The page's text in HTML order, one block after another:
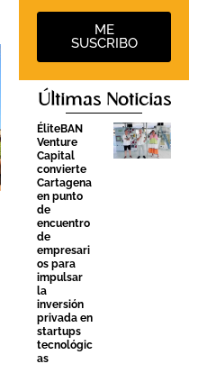
ME
SUSCRIBO
Últimas Noticias
ÉliteBAN
Venture
Capital
convierte
Cartagena
en punto
de
encuentro
de
empresari
os para
impulsar
la
inversión
privada en
startups
tecnológic
as